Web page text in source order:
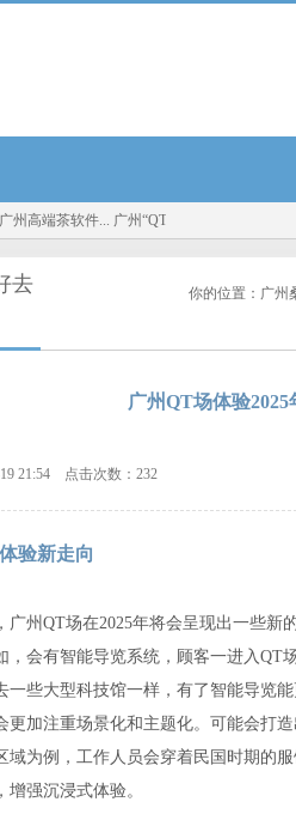
高端茶软件... 广州“QT场子”真相：深圳大圈
去
你的位置： 广州
广州QT场体验2025
21:54 点击次数：232
验新走向
广州QT场在2025年将会呈现出一些
，会有智能导览系统，顾客一进入QT
一些大型科技馆一样，有了智能导览能
更加注重场景化和主题化。可能会打
域为例，工作人员会穿着民国时期的
增强沉浸式体验。